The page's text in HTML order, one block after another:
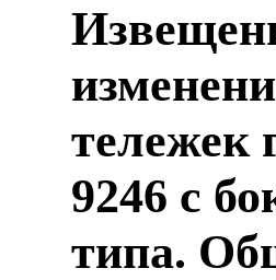
тележек
9246 с
типа.